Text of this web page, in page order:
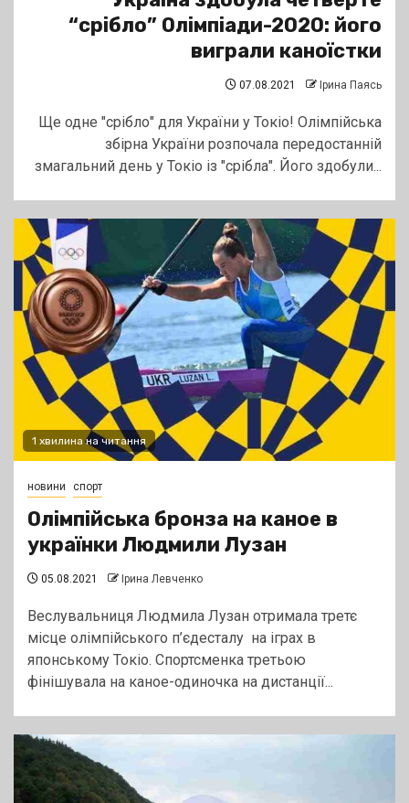
“срібло” Олімпіади-2020: його
виграли каноїстки
07.08.2021 Ірина Паясь
Ще одне "срібло" для України у Токіо! Олімпійська
збірна України розпочала передостанній
змагальний день у Токіо із "срібла". Його здобули...
1 хвилина на читання
новини спорт
Олімпійська бронза на каное в
українки Людмили Лузан
05.08.2021 Ірина Левченко
Веслувальниця Людмила Лузан отримала третє
місце олімпійського п’єдесталу на іграх в
японському Токіо. Спортсменка третьою
фінішувала на каное-одиночка на дистанції...